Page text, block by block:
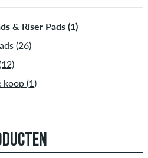
& Riser Pads (1)
(26)
koop (1)